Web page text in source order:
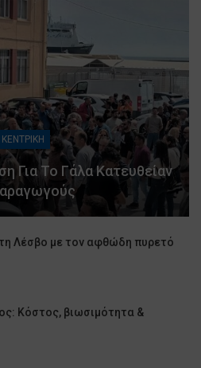
ΚΕΝΤΡΙΚΗ
Για Το Γάλα Κατευθείαν
Λέσβο με τον αφθώδη πυρετό
Κόστος, βιωσιμότητα &